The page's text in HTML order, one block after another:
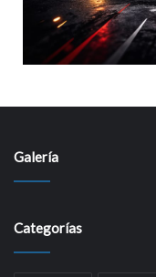
Galería
Categorías